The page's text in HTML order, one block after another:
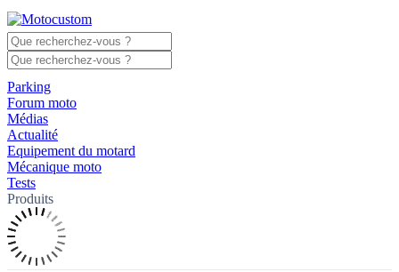
Parking
Forum moto
Médias
Actualité
Equipement du motard
Mécanique moto
Tests
Produits